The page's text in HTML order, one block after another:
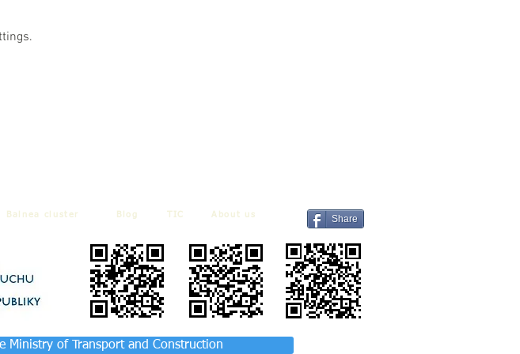
Balnea cluster Blog TIC About us Share
of Transport and Construction